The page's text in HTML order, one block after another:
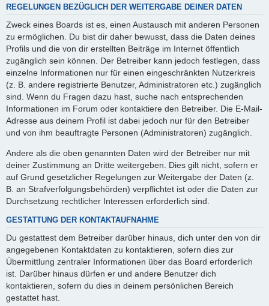
REGELUNGEN BEZÜGLICH DER WEITERGABE DEINER DATEN
Zweck eines Boards ist es, einen Austausch mit anderen Personen
zu ermöglichen. Du bist dir daher bewusst, dass die Daten deines
Profils und die von dir erstellten Beiträge im Internet öffentlich
zugänglich sein können. Der Betreiber kann jedoch festlegen, dass
einzelne Informationen nur für einen eingeschränkten Nutzerkreis
(z. B. andere registrierte Benutzer, Administratoren etc.) zugänglich
sind. Wenn du Fragen dazu hast, suche nach entsprechenden
Informationen im Forum oder kontaktiere den Betreiber. Die E-Mail-
Adresse aus deinem Profil ist dabei jedoch nur für den Betreiber
und von ihm beauftragte Personen (Administratoren) zugänglich.
Andere als die oben genannten Daten wird der Betreiber nur mit
deiner Zustimmung an Dritte weitergeben. Dies gilt nicht, sofern er
auf Grund gesetzlicher Regelungen zur Weitergabe der Daten (z.
B. an Strafverfolgungsbehörden) verpflichtet ist oder die Daten zur
Durchsetzung rechtlicher Interessen erforderlich sind.
GESTATTUNG DER KONTAKTAUFNAHME
Du gestattest dem Betreiber darüber hinaus, dich unter den von dir
angegebenen Kontaktdaten zu kontaktieren, sofern dies zur
Übermittlung zentraler Informationen über das Board erforderlich
ist. Darüber hinaus dürfen er und andere Benutzer dich
kontaktieren, sofern du dies in deinem persönlichen Bereich
gestattet hast.